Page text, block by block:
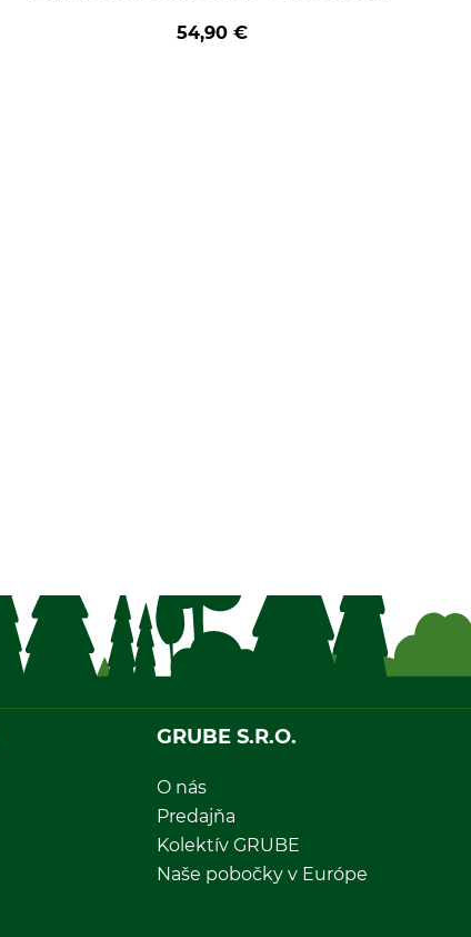
54,90 €
GRUBE S.R.O.
O nás
Predajňa
Kolektív GRUBE
Naše pobočky v Európe